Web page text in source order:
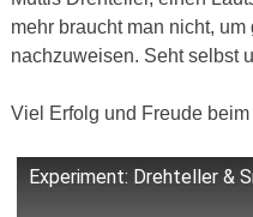
mehr braucht man nicht,
nachzuweisen. Seht selbst
Viel Erfolg und Freude beim
Experiment: Drehteller &